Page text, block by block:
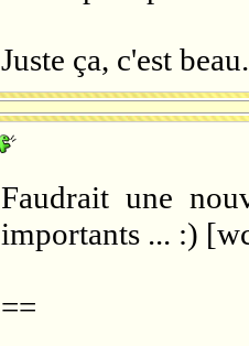
Juste ça, c'est beau.
Faudrait une
importants ... :)
==